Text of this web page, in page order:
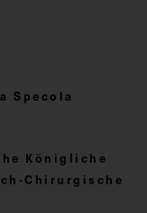
Specola
Königliche
Chirurgische